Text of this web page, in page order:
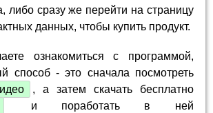
либо сразу же перейти на страницу
данных, чтобы купить продукт.
ознакомиться с программой,
способ - это сначала посмотреть
, а затем скачать бесплатно
и поработать в ней